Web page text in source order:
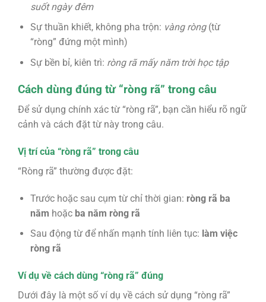
suốt ngày đêm
Sự thuần khiết, không pha trộn: vàng ròng(từ
“ròng” đứng một mình)
Sự bền bỉ, kiên trì: ròng rã mấy năm trời học tập
Cách dùng đúng từ “ròng rã” trong câu
Để sử dụng chính xác từ “ròng rã”, bạn cần hiểu rõ ngữ
cảnh và cách đặt từ này trong câu.
Vị trí của “ròng rã” trong câu
“Ròng rã” thường được đặt:
Trước hoặc sau cụm từ chỉ thời gian: ròng rã ba
năm hoặc ba năm ròng rã
Sau động từ để nhấn mạnh tính liên tục: làm việc
ròng rã
Ví dụ về cách dùng “ròng rã” đúng
Dưới đây là một số ví dụ về cách sử dụng “ròng rã”